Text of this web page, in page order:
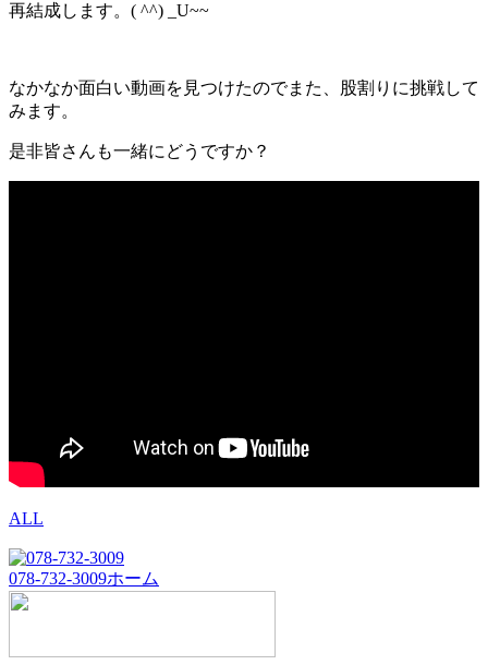
再結成します。( ^^) _U~~
なかなか面白い動画を見つけたのでまた、股割りに挑戦して
みます。
是非皆さんも一緒にどうですか？
ALL
078-732-3009ホーム